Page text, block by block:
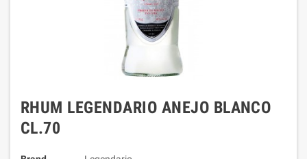
RHUM LEGENDARIO ANEJO BLANCO
CL.70